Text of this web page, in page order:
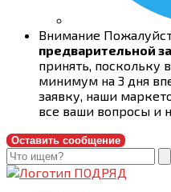
Внимание
предварительной
принять, поскольку
минимум на 3 дня
заявку, наши
все ваши вопросы и
Оставить сообщение